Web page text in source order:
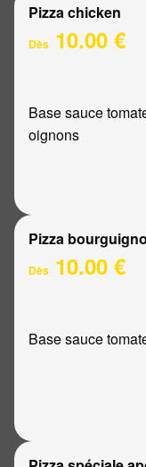
Pizza chicken
Dès 10.00 €
Base sauce
oignons
Pizza
Dès 10.00 €
Base sauce